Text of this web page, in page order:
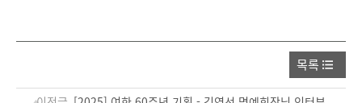
목록